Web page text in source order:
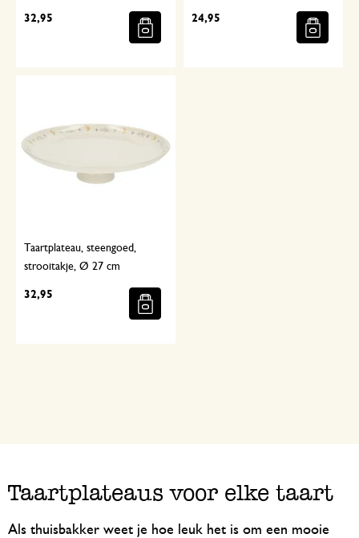
32,95 24,95
Taartplateau, steengoed,
strooitakje, Ø 27 cm
32,95
Taartplateaus voor elke taart
Als thuisbakker weet je hoe leuk het is om een mooie